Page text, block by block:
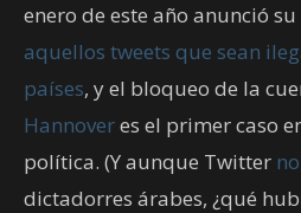
enero de este año anunció su
aquellos tweets que sean
países, y el bloqueo de la
Hannoveres el primer caso
política. (Y aunque Twitter
dictadorres árabes, ¿qué